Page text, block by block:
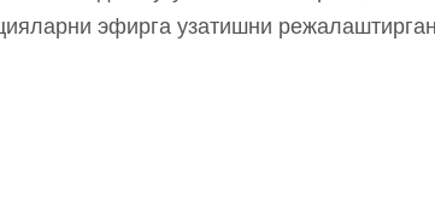
эфирга узатишни